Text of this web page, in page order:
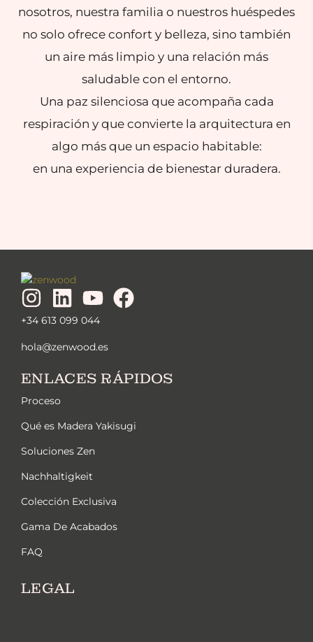
nosotros, nuestra familia o nuestros huéspedes
no solo ofrece confort y belleza, sino también
un aire más limpio y una relación más
saludable con el entorno.
Una paz silenciosa que acompaña cada
respiración y que convierte la arquitectura en
algo más que un espacio habitable:
en una experiencia de bienestar duradera.
+34 613 099 044
hola@zenwood.es
ENLACES RÁPIDOS
Proceso
Qué es Madera Yakisugi
Soluciones Zen
Nachhaltigkeit
Colección Exclusiva
Gama De Acabados
FAQ
LEGAL